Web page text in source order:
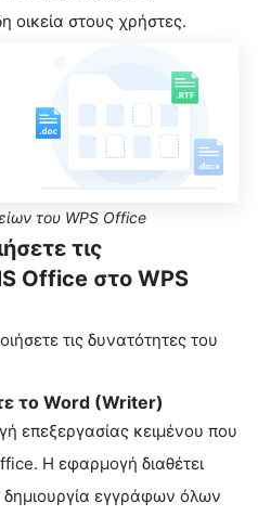
οικεία στους χρήστες.
του WPS Office
τις
Office στο WPS
τις δυνατότητες του
το Word (Writer)
επεξεργασίας κειμένου που
Η εφαρμογή διαθέτει
δημιουργία εγγράφων όλων